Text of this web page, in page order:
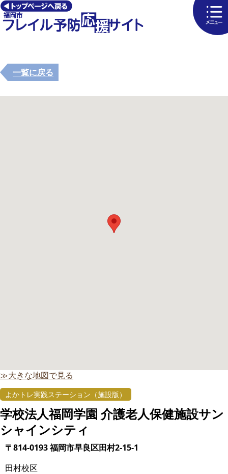
一覧に戻る
≫大きな地図で見る
よかトレ実践ステーション（施設版）
学校法人福岡学園 介護老人保健施設サン
シャインシティ
〒814-0193 福岡市早良区田村2-15-1
田村校区